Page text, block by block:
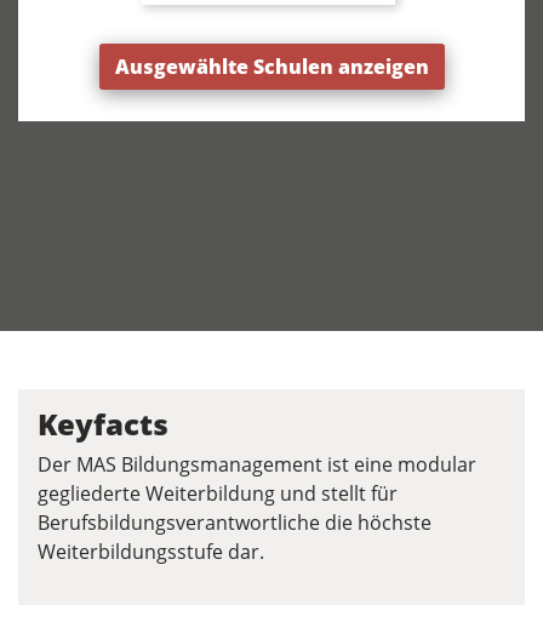
Ausgewählte Schulen anzeigen
Keyfacts
Der MAS Bildungsmanagement ist eine modular
gegliederte Weiterbildung und stellt für
Berufsbildungsverantwortliche die höchste
Weiterbildungsstufe dar.